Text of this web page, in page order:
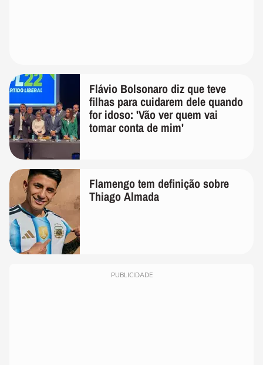
Flávio Bolsonaro diz que teve
filhas para cuidarem dele quando
for idoso: 'Vão ver quem vai
tomar conta de mim'
Flamengo tem definição sobre
Thiago Almada
PUBLICIDADE